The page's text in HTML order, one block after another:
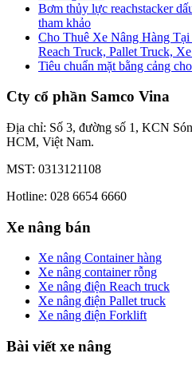
Bơm thủy lực reachstacker
tham khảo
Cho Thuê Xe Nâng Hàng
Reach Truck, Pallet Truck,
Tiêu chuẩn mặt bằng cảng
Cty cổ phần Samco Vina
Địa chỉ: Số 3, đường số 1, KCN
HCM, Việt Nam.
MST: 0313121108
Hotline: 028 6654 6660
Xe nâng bán
Xe nâng Container hàng
Xe nâng container rỗng
Xe nâng điện Reach truck
Xe nâng điện Pallet truck
Xe nâng điện Forklift
Bài viết xe nâng